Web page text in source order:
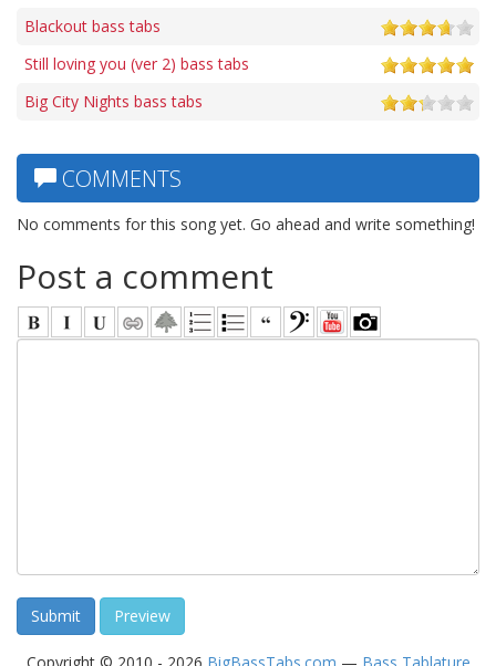
Blackout bass tabs
Still loving you (ver 2) bass tabs
Big City Nights bass tabs
COMMENTS
No comments for this song yet. Go ahead and write something!
Post a comment